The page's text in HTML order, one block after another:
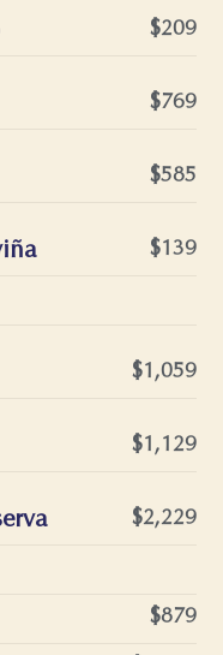
$209
$769
$585
$139
$1,059
$1,129
$2,229
$879